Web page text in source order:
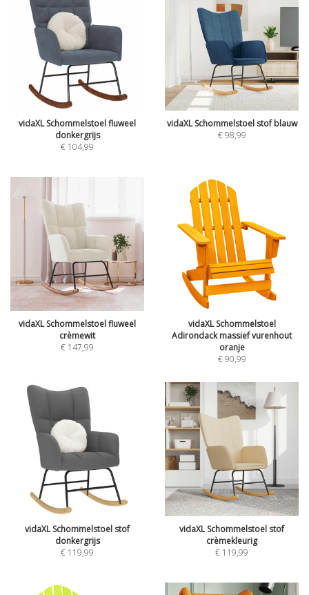
vidaXL Schommelstoel fluweel
donkergrijs
€ 104,99
vidaXL Schommelstoel stof blauw
€98,99
vidaXL Schommelstoel fluweel
crèmewit
€ 147,99
vidaXL Schommelstoel
Adirondack massief vurenhout
oranje
€90,99
vidaXL Schommelstoel stof
donkergrijs
€ 119,99
vidaXL Schommelstoel stof
crèmekleurig
€ 119,99